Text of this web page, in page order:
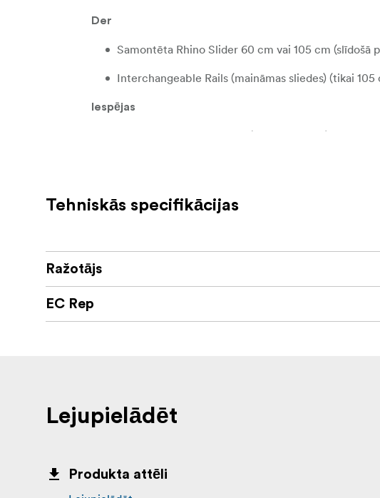
Der
Samontēta Rhino Slider 60 cm vai 105 cm
Interchangeable Rails (maināmas sliedes) (tikai 105
Iespējas
Nēsājiet visu Rhino Slider (slīdošās plates)
Kastē
Tehniskās specifikācijas
Ražotājs
EC Rep
Lejupielādēt
Produkta attēli